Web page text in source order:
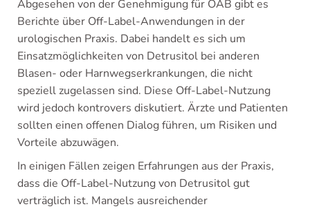
Abgesehen von der Genehmigung für OAB gibt es
Berichte über Off-Label-Anwendungen in der
urologischen Praxis. Dabei handelt es sich um
Einsatzmöglichkeiten von Detrusitol bei anderen
Blasen- oder Harnwegserkrankungen, die nicht
speziell zugelassen sind. Diese Off-Label-Nutzung
wird jedoch kontrovers diskutiert. Ärzte und Patienten
sollten einen offenen Dialog führen, um Risiken und
Vorteile abzuwägen.
In einigen Fällen zeigen Erfahrungen aus der Praxis,
dass die Off-Label-Nutzung von Detrusitol gut
verträglich ist. Mangels ausreichender